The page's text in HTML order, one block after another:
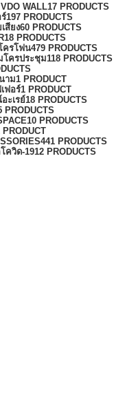
VDO WALL17 PRODUCTS
197 PRODUCTS
สียง60 PRODUCTS
18 PRODUCTS
ครโฟน479 PRODUCTS
โครประชุม118 PRODUCTS
าม1 PRODUCT
ฟอร์1 PRODUCT
ะเรย์18 PRODUCTS
PRODUCTS
10 PRODUCTS
PRODUCT
441 PRODUCTS
ควิด-1912 PRODUCTS